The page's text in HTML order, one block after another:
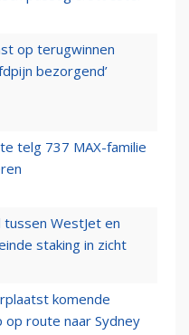
op terugwinnen
bezorgend’
telg 737 MAX-familie
WestJet en
staking in zicht
komende
route naar Sydney